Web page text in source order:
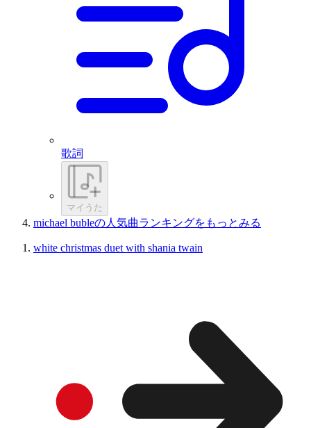
歌詞
マイうた
michael bubleの人気曲ランキングをもっとみる
white christmas duet with shania twain